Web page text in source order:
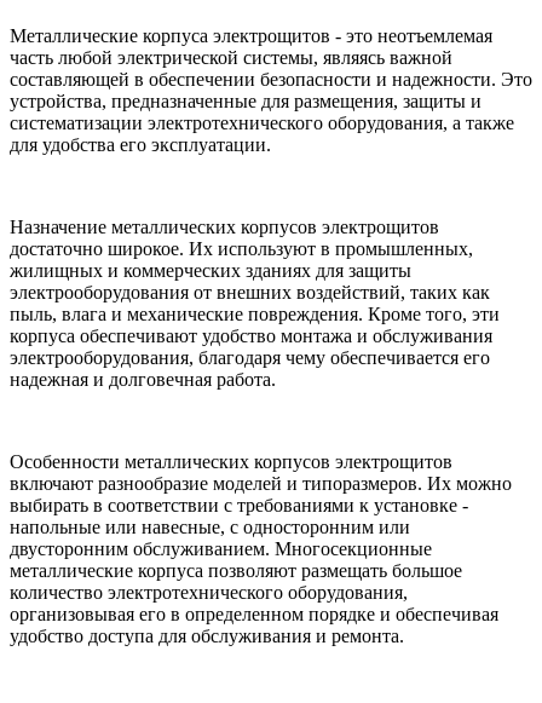
Металлические корпуса электрощитов - это неотъемлемая
часть любой электрической системы, являясь важной
составляющей в обеспечении безопасности и надежности. Это
устройства, предназначенные для размещения, защиты и
систематизации электротехнического оборудования, а также
для удобства его эксплуатации.
Назначение металлических корпусов электрощитов
достаточно широкое. Их используют в промышленных,
жилищных и коммерческих зданиях для защиты
электрооборудования от внешних воздействий, таких как
пыль, влага и механические повреждения. Кроме того, эти
корпуса обеспечивают удобство монтажа и обслуживания
электрооборудования, благодаря чему обеспечивается его
надежная и долговечная работа.
Особенности металлических корпусов электрощитов
включают разнообразие моделей и типоразмеров. Их можно
выбирать в соответствии с требованиями к установке -
напольные или навесные, с односторонним или
двусторонним обслуживанием. Многосекционные
металлические корпуса позволяют размещать большое
количество электротехнического оборудования,
организовывая его в определенном порядке и обеспечивая
удобство доступа для обслуживания и ремонта.